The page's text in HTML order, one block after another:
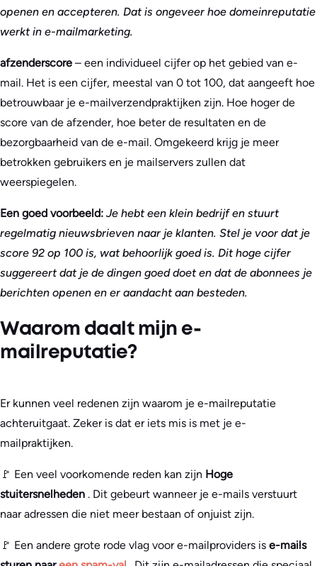
openen en accepteren. Dat is ongeveer hoe domeinreputatie
werkt in e-mailmarketing.
afzenderscore – een individueel cijfer op het gebied van e-
mail. Het is een cijfer, meestal van 0 tot 100, dat aangeeft hoe
betrouwbaar je e-mailverzendpraktijken zijn. Hoe hoger de
score van de afzender, hoe beter de resultaten en de
bezorgbaarheid van de e-mail. Omgekeerd krijg je meer
betrokken gebruikers en je mailservers zullen dat
weerspiegelen.
Een goed voorbeeld: Je hebt een klein bedrijf en stuurt
regelmatig nieuwsbrieven naar je klanten. Stel je voor dat je
score 92 op 100 is, wat behoorlijk goed is. Dit hoge cijfer
suggereert dat je de dingen goed doet en dat de abonnees je
berichten openen en er aandacht aan besteden.
Waarom daalt mijn e-
mailreputatie?
Er kunnen veel redenen zijn waarom je e-mailreputatie
achteruitgaat. Zeker is dat er iets mis is met je e-
mailpraktijken.
🚩 Een veel voorkomende reden kan zijn Hoge
stuitersnelheden . Dit gebeurt wanneer je e-mails verstuurt
naar adressen die niet meer bestaan of onjuist zijn.
🚩 Een andere grote rode vlag voor e-mailproviders is e-mails